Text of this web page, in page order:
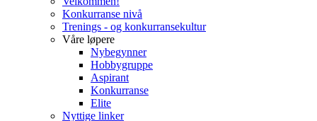
Konkurranse nivå
Trenings - og konkurransekultur
Våre løpere
Nybegynner
Hobbygruppe
Aspirant
Konkurranse
Elite
Nyttige linker